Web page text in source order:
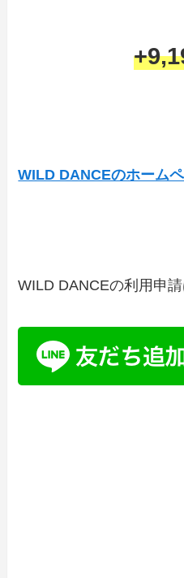
WILD DANCEのホーム
WILD DANCEの利用申